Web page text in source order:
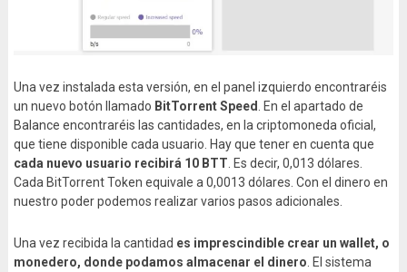
Una vez instalada esta versión, en el panel izquierdo encontraréis
un nuevo botón llamado BitTorrent Speed
. En el apartado de
Balance encontraréis las cantidades, en la criptomoneda oficial,
que tiene disponible cada usuario. Hay que tener en cuenta que
cada nuevo usuario recibirá 10 BTT . Es decir, 0,013 dólares.
Cada BitTorrent Token equivale a 0,0013 dólares. Con el dinero en
nuestro poder podemos realizar varios pasos adicionales.
Una vez recibida la cantidad es imprescindible crear un wallet, o
monedero, donde podamos almacenar el dinero . El sistema